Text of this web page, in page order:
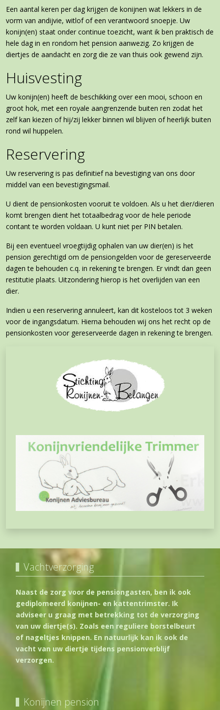
Een aantal keren per dag krijgen de konijnen wat lekkers in de
vorm van andijvie, witlof of een verantwoord snoepje. Uw
konijn(en) staat onder continue toezicht, want ik ben praktisch de
hele dag in en rondom het pension aanwezig. Zo krijgen de
diertjes de aandacht en zorg die ze van thuis ook gewend zijn.
Huisvesting
Uw konijn(en) heeft de beschikking over een mooi, schoon en
groot hok, met een royale aangrenzende buiten ren zodat het
zelf kan kiezen of hij/zij lekker binnen wil blijven of heerlijk buiten
rond wil huppelen.
Reservering
Uw reservering is pas definitief na bevestiging van ons door
middel van een bevestigingsmail.
U dient de pensionkosten vooruit te voldoen. Als u het dier/dieren
komt brengen dient het totaalbedrag voor de hele periode
contant te worden voldaan. U kunt niet per PIN betalen.
Bij een eventueel vroegtijdig ophalen van uw dier(en) is het
pension gerechtigd om de pensiongelden voor de gereserveerde
dagen te behouden c.q. in rekening te brengen. Er vindt dan geen
restitutie plaats. Uitzondering hierop is het overlijden van een
dier.
Indien u een reservering annuleert, kan dit kosteloos tot 3 weken
voor de ingangsdatum. Hierna behouden wij ons het recht op de
pensionkosten voor gereserveerde dagen in rekening te brengen.
Vachtverzorging
Naast de zorg voor de pensiongasten, ben ik ook
gediplomeerd konijnen- en kattentrimster. Ik
adviseer u graag met betrekking tot de verzorging
van uw diertje(s). Zoals een reguliere borstelbeurt
of nageltjes knippen. En natuurlijk kan ik ook de
vacht van uw diertje tijdens pensionverblijf
verzorgen.
Konijnen pension